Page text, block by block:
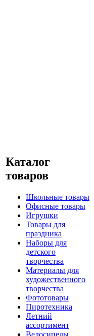
Каталог
товаров
Школьные товары
Офисные товары
Игрушки
Товары для
праздника
Наборы для
детского
творчества
Материалы для
художественного
творчества
Фототовары
Пиротехника
Летний
ассортимент
Велосипеды